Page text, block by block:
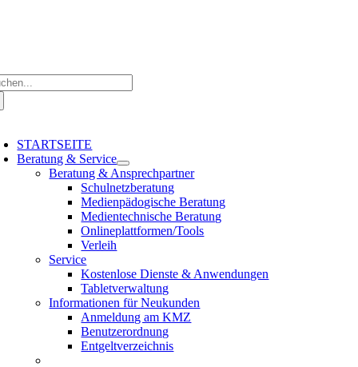
STARTSEITE
Beratung & Service
Beratung & Ansprechpartner
Schulnetzberatung
Medienpädogische Beratung
Medientechnische Beratung
Onlineplattformen/Tools
Verleih
Service
Kostenlose Dienste & Anwendungen
Tabletverwaltung
Informationen für Neukunden
Anmeldung am KMZ
Benutzerordnung
Entgeltverzeichnis